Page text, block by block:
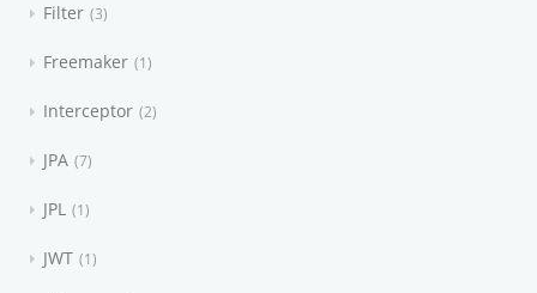
Filter 3
Freemaker 1
Interceptor 2
JPA 7
JPL 1
JWT 1